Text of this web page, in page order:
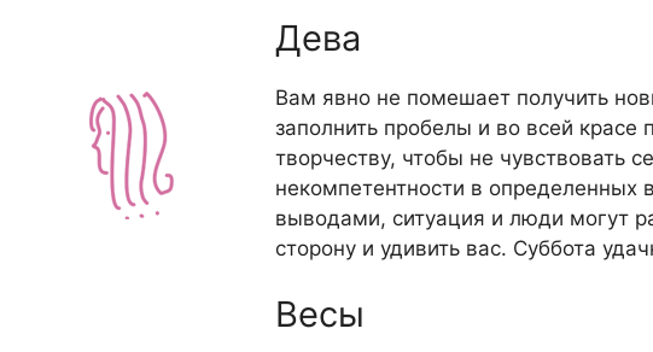
Дева
Вам явно не помешает получить
заполнить пробелы и во всей красе
творчеству, чтобы не чувствовать
некомпетентности в определенных
выводами, ситуация и люди могут
сторону и удивить вас. Суббота
Весы